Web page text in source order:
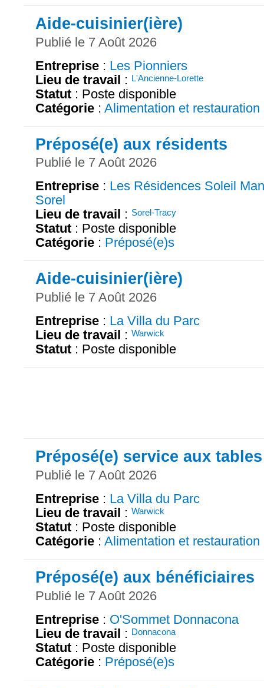
Aide-cuisinier(ière)
Publié le 7 Août 2026
Entreprise : Les Pionniers
Lieu de travail : L'Ancienne-Lorette
Statut : Poste disponible
Catégorie : Alimentation et restauration
Préposé(e) aux résidents
Publié le 7 Août 2026
Entreprise : Les Résidences Soleil
Sorel
Lieu de travail : Sorel-Tracy
Statut : Poste disponible
Catégorie : Préposé(e)s
Aide-cuisinier(ière)
Publié le 7 Août 2026
Entreprise : La Villa du Parc
Lieu de travail : Warwick
Statut : Poste disponible
Préposé(e) service aux tables
Publié le 7 Août 2026
Entreprise : La Villa du Parc
Lieu de travail : Warwick
Statut : Poste disponible
Catégorie : Alimentation et restauration
Préposé(e) aux bénéficiaires
Publié le 7 Août 2026
Entreprise : O'Sommet Donnacona
Lieu de travail : Donnacona
Statut : Poste disponible
Catégorie : Préposé(e)s